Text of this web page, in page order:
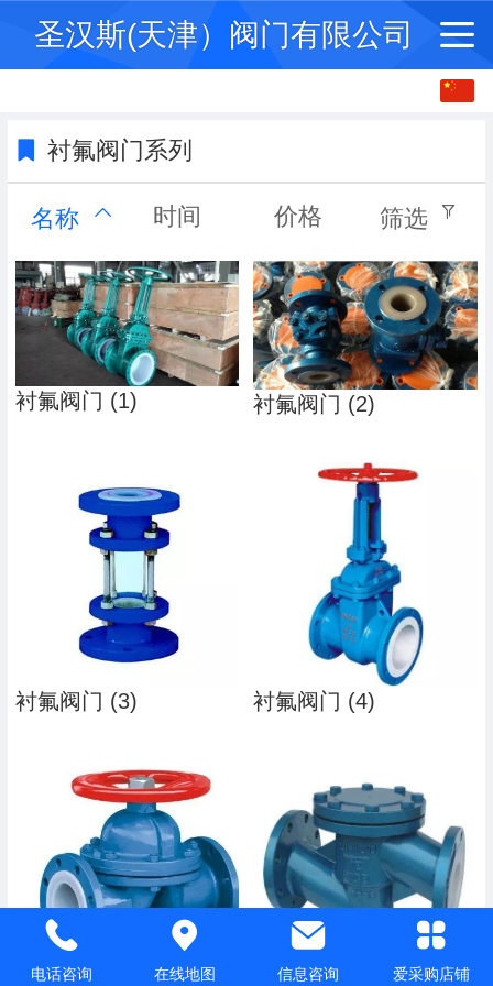
圣汉斯(天津）阀门有限公司
衬氟阀门系列
名称 时间 价格 筛选
衬氟阀门 (1) 衬氟阀门 (2)
衬氟阀门 (3) 衬氟阀门 (4)
衬氟阀门 (5) 衬氟阀门 (6)
电话咨询 在线地图 信息咨询 爱采购店铺